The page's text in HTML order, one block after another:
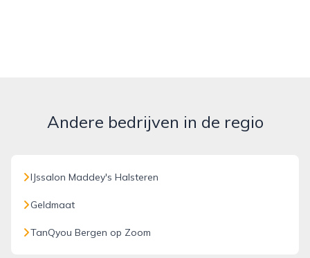
Andere bedrijven in de regio
IJssalon Maddey's Halsteren
Geldmaat
TanQyou Bergen op Zoom